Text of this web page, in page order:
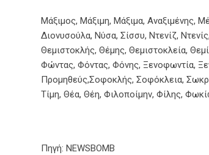
Μάξιμος, Μάξιμη, Μάξιμα, Αναξιμένης,
Διονυσούλα, Νύσα, Σίσσυ, Ντενίζ,
Θεμιστοκλής, Θέμης, Θεμιστοκλεία,
Φώντας, Φόντας, Φόνης, Ξενοφωντία,
Προμηθεύς,Σοφοκλής, Σοφόκλεια,
Τίμη, Θέα, Θέη, Φιλοποίμην, Φίλης,
Πηγή: NEWSBOMB